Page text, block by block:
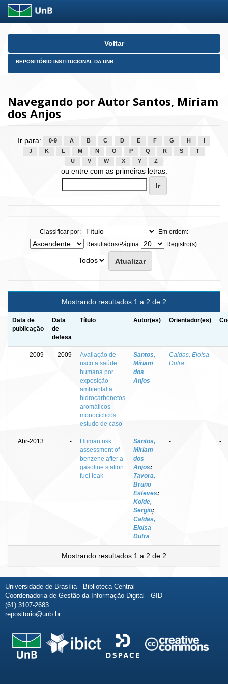
Skip
Voltar
REPOSITÓRIO INSTITUCIONAL DA UNB
Navegando por Autor Santos, Míriam
dos Anjos
Ir para: 0-9 A B C D E F G H
J
K L M N O P Q R S
T
U
V W X Y Z
ou entre com as primeiras letras:
Classificar por:
Em ordem:
Resultados/Página
Registro(s):
Mostrando resultados 1 a 2 de 2
Data de
publicação
Data
de
defesa
Título Autor(es) Orientador(es)
2009 2009
Avaliação de
risco a saúde
humana por
exposição
ambiental a
hidrocarbonetos
aromáticos
monocíclicos :
estudo de caso
Santos,
Míriam
dos
Anjos
Caldas, Eloísa
Dutra
-
Abr-2013 -
Human risk
assessment of
benzene after a
gasoline station
fuel leak
Santos,
Míriam
dos
Anjos;
Tavora,
Bruno
Esteves;
Koide,
Sergio;
Caldas,
Eloisa
Dutra
- -
Mostrando resultados 1 a 2 de 2
Universidade de Brasília - Biblioteca Central
Coordenadoria de Gestão da Informação Digital - GID
(61) 3107-2683
repositorio@unb.br